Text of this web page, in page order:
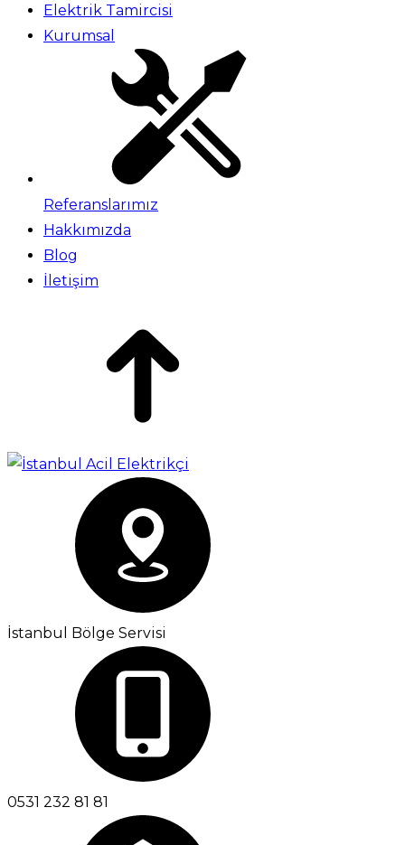
Elektrik Tamircisi
Kurumsal
Referanslarımız
Hakkımızda
Blog
İletişim
İstanbul Bölge Servisi
0531 232 81 81